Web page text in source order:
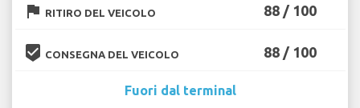
flag RITIRO DEL VEICOLO 88 / 100
beenhere CONSEGNA DEL VEICOLO 88 / 100
Fuori dal terminal